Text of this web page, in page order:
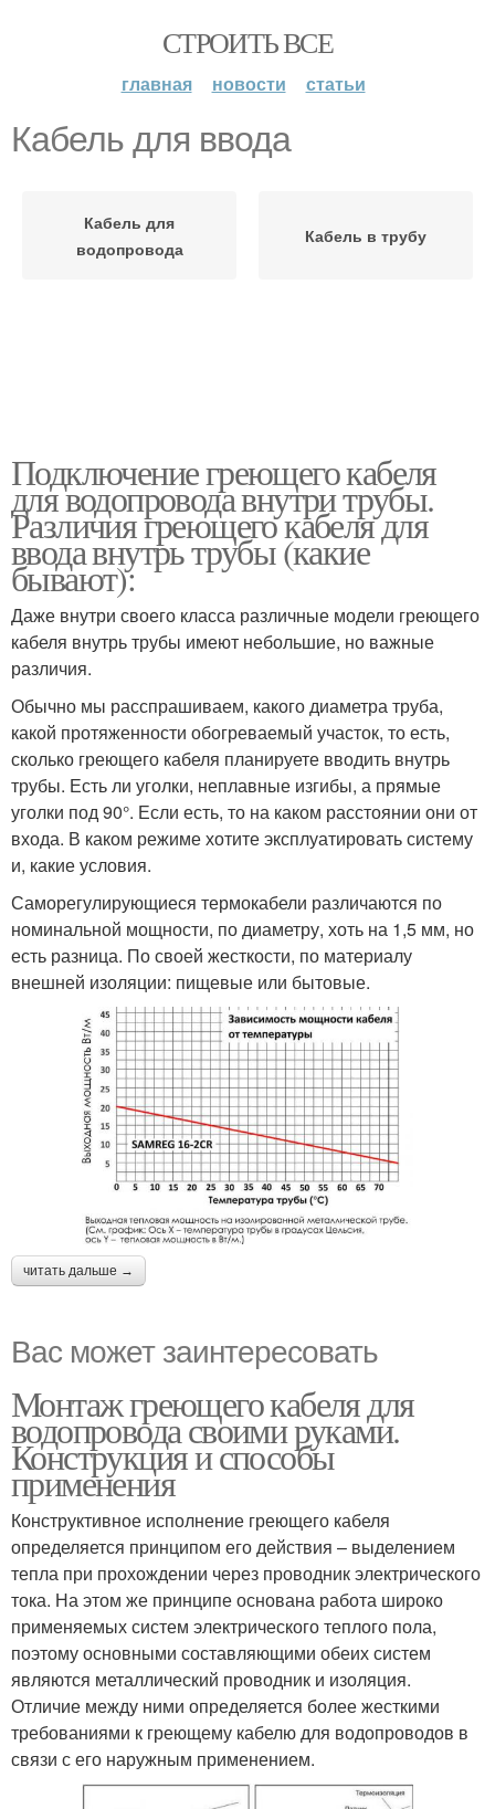
СТРОИТЬ ВСЕ
главная новости статьи
Кабель для ввода
Кабель для
водопровода
Кабель в трубу
Подключение греющего кабеля
для водопровода внутри трубы.
Различия греющего кабеля для
ввода внутрь трубы (какие
бывают):
Даже внутри своего класса различные модели греющего
кабеля внутрь трубы имеют небольшие, но важные
различия.
Обычно мы расспрашиваем, какого диаметра труба,
какой протяженности обогреваемый участок, то есть,
сколько греющего кабеля планируете вводить внутрь
трубы. Есть ли уголки, неплавные изгибы, а прямые
уголки под 90°. Если есть, то на каком расстоянии они от
входа. В каком режиме хотите эксплуатировать систему
и, какие условия.
Саморегулирующиеся термокабели различаются по
номинальной мощности, по диаметру, хоть на 1,5 мм, но
есть разница. По своей жесткости, по материалу
внешней изоляции: пищевые или бытовые.
читать дальше →
Вас может заинтересовать
Монтаж греющего кабеля для
водопровода своими руками.
Конструкция и способы
применения
Конструктивное исполнение греющего кабеля
определяется принципом его действия – выделением
тепла при прохождении через проводник электрического
тока. На этом же принципе основана работа широко
применяемых систем электрического теплого пола,
поэтому основными составляющими обеих систем
являются металлический проводник и изоляция.
Отличие между ними определяется более жесткими
требованиями к греющему кабелю для водопроводов в
связи с его наружным применением.